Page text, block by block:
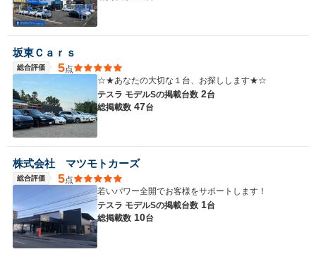
燃費
排気量
駆動方式
-
-
- -
坂東Ｃａｒｓ
総合評価 5点
☆★あなたの大切な１台、お探しします★☆
テスラ モデルSの掲載台数 2台
総掲載数 47台
株式会社 マツモトカーズ
総合評価 5点
若いパワー全開でお客様をサポートします！
テスラ モデルSの掲載台数 1台
総掲載数 10台